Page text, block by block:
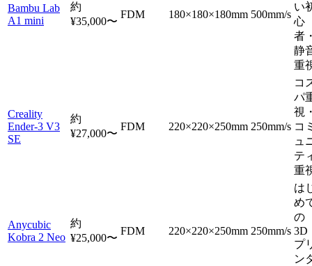
Bambu Lab
A1 mini
約
¥35,000〜
FDM 180×180×180mm 500mm/s
い
心
者
静
重
Creality
Ender-3 V3
SE
約
¥27,000〜
FDM 220×220×250mm 250mm/s
コ
パ
視
コ
ュ
テ
重
Anycubic
Kobra 2 Neo
約
¥25,000〜
FDM 220×220×250mm 250mm/s
は
め
の
3D
プ
ン